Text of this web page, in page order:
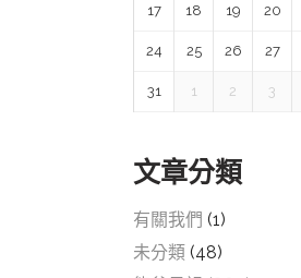
17 18 19 20
24 25 26 27
31 1 2 3
文章分類
有關我們 (1)
未分類 (48)